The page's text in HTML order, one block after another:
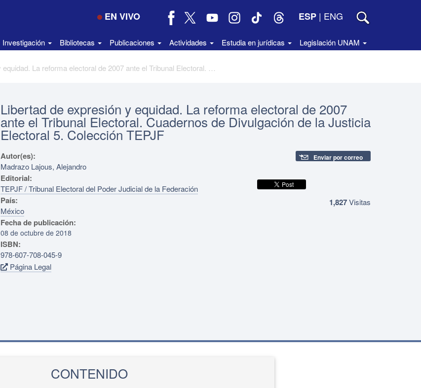
EN VIVO ESP | ENG
Investigación Bibliotecas Publicaciones Actividades Estudia en jurídicas Legislación UNAM
Libertad de expresión y equidad. La reforma electoral de 2007 ante el Tribunal Electoral. Cuadernos de Divulgación de la Justicia Electoral 5. Colección TEPJF
Libertad de expresión y equidad. La reforma electoral de 2007
ante el Tribunal Electoral. Cuadernos de Divulgación de la Justicia
Electoral 5. Colección TEPJF
Autor(es):
Madrazo Lajous, Alejandro
Editorial:
TEPJF / Tribunal Electoral del Poder Judicial de la Federación
País:
México
Fecha de publicación:
08 de octubre de 2018
ISBN:
978-607-708-045-9
Página Legal
Enviar por correo
1,827Visitas
CONTENIDO